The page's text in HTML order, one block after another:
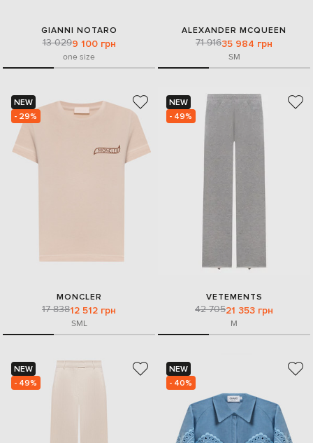
GIANNI NOTARO
13 0299 100 грн
one size
ALEXANDER MCQUEEN
71 91635 984 грн
SM
NEW
- 29%
MONCLER
17 83812 512 грн
SML
NEW
- 49%
VETEMENTS
42 70521 353 грн
M
NEW
- 49%
NEW
- 40%